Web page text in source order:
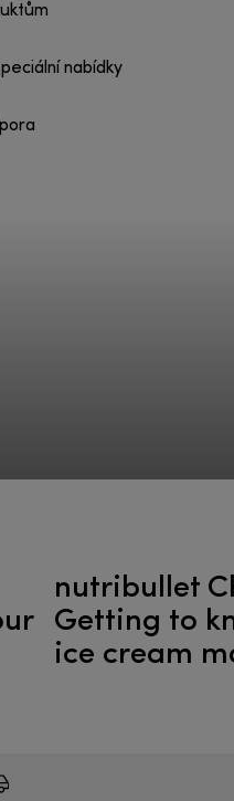
nabídky
nutribullet
Getting to
ice cream